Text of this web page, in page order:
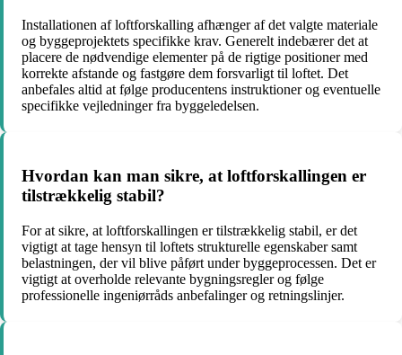
Installationen af loftforskalling afhænger af det valgte materiale
og byggeprojektets specifikke krav. Generelt indebærer det at
placere de nødvendige elementer på de rigtige positioner med
korrekte afstande og fastgøre dem forsvarligt til loftet. Det
anbefales altid at følge producentens instruktioner og eventuelle
specifikke vejledninger fra byggeledelsen.
Hvordan kan man sikre, at loftforskallingen er
tilstrækkelig stabil?
For at sikre, at loftforskallingen er tilstrækkelig stabil, er det
vigtigt at tage hensyn til loftets strukturelle egenskaber samt
belastningen, der vil blive påført under byggeprocessen. Det er
vigtigt at overholde relevante bygningsregler og følge
professionelle ingeniørråds anbefalinger og retningslinjer.